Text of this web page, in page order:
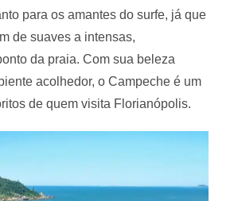
para os amantes do surfe, já que
de suaves a intensas,
da praia. Com sua beleza
acolhedor, o Campeche é um
de quem visita Florianópolis.